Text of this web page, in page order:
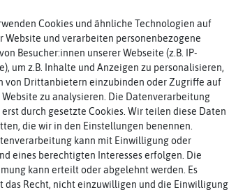
aus Nordamerika
Liatris spicata
gehört zur Familie der
stammt sie aus den Feucht- und
Nordamerika. Inzwischen gibt es
die auch mit einem trockenen
kommen. Heute werden sie vor allem in
der gemäßigten Regionen angebaut. Die
ist ein Magnet für Schmetterlinge,
und andere Insekten. Bis zu 40 Arten
In der Wildnis sind die
vor allem an Wegrändern, feuchten
zu finden.
Cookies und ähnliche Technologien auf
Website und verarbeiten personenbezogene
Besucher:innen unserer Webseite (z.B. IP-
um z.B. Inhalte und Anzeigen zu personalisieren,
von Drittanbietern einzubinden oder Zugriffe auf
Website zu analysieren. Die Datenverarbeitung
durch gesetzte Cookies. Wir teilen diese Daten
die wir in den Einstellungen benennen.
kann mit Einwilligung oder
eines berechtigten Interesses erfolgen. Die
kann erteilt oder abgelehnt werden. Es
das Recht, nicht einzuwilligen und die Einwilligung